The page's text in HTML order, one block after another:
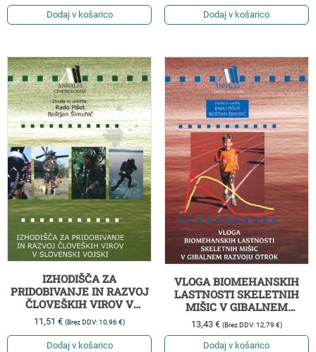
Dodaj v košarico Dodaj v košarico
IZHODIŠČA ZA
PRIDOBIVANJE IN RAZVOJ
ČLOVEŠKIH VIROV V
SLOVENSKI VOJSKI
11,51€ (Brez DDV:10,96€)
Dodaj v košarico
VLOGA BIOMEHANSKIH
LASTNOSTI SKELETNIH
MIŠIC V GIBALNEM
RAZVOJU OTROK
13,43 € (Brez DDV:12,79 €)
Dodaj v košarico